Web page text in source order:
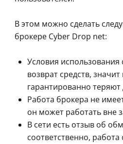
В этом можно сделать
брокере Cyber Drop net:
Условия
возврат средств,
гарантированно теряют
Работа брокера не
он может работать вне
В сети есть отзыв об
соответственно,